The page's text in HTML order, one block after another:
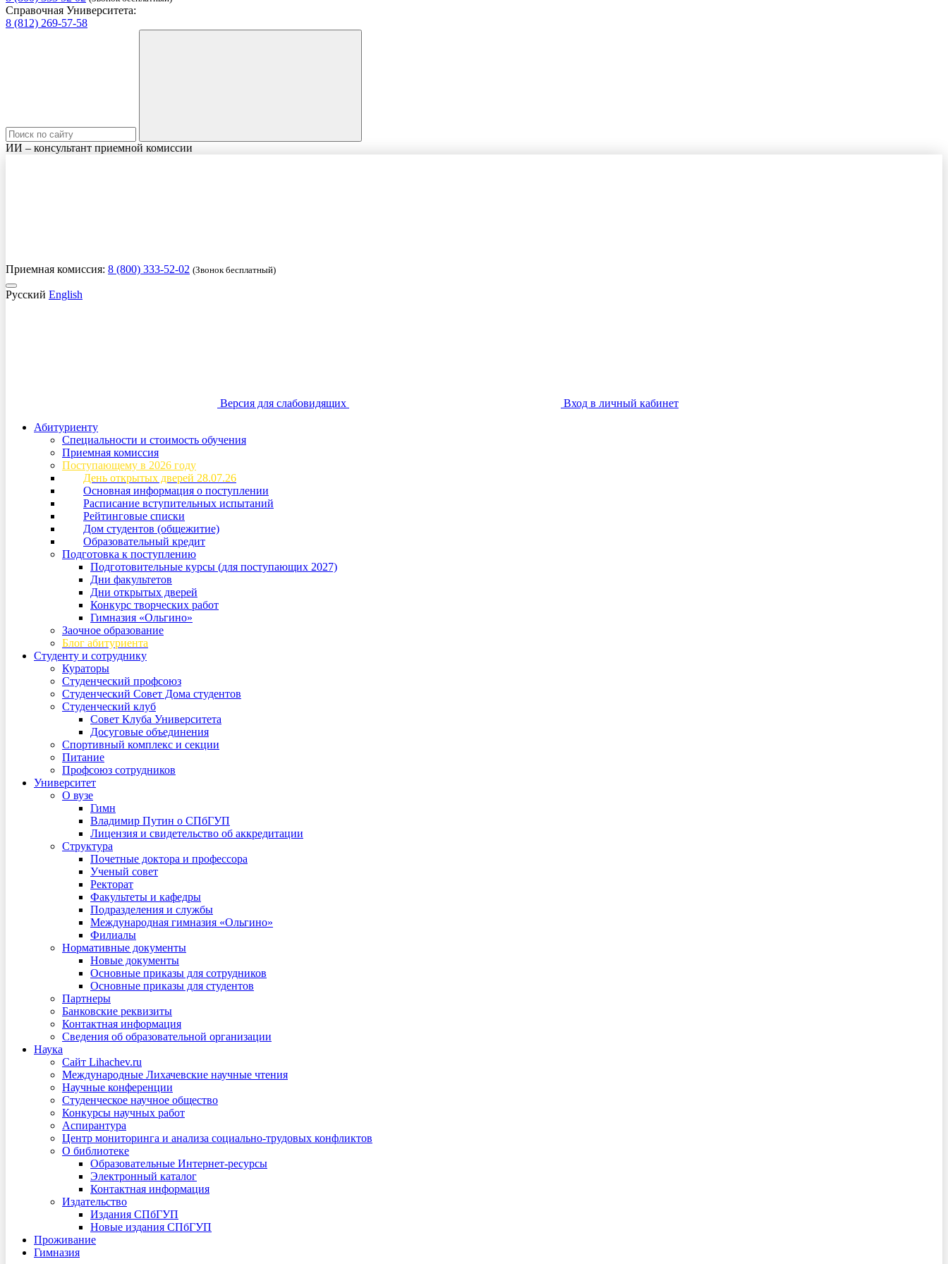
Справочная Университета:
8 (812) 269-57-58
ИИ – консультант приемной комиссии
Приемная комиссия: 8 (800) 333-52-02 (Звонок бесплатный)
Русский English
Версия для слабовидящих
Вход в личный кабинет
Абитуриенту
Специальности и стоимость обучения
Приемная комиссия
Поступающему в 2026 году
День открытых дверей 28.07.26
Основная информация о поступлении
Расписание вступительных испытаний
Рейтинговые списки
Дом студентов (общежитие)
Образовательный кредит
Подготовка к поступлению
Подготовительные курсы (для поступающих 2027)
Дни факультетов
Дни открытых дверей
Конкурс творческих работ
Гимназия «Ольгино»
Заочное образование
Блог абитуриента
Студенту и сотруднику
Кураторы
Студенческий профсоюз
Студенческий Совет Дома студентов
Студенческий клуб
Совет Клуба Университета
Досуговые объединения
Спортивный комплекс и секции
Питание
Профсоюз сотрудников
Университет
О вузе
Гимн
Владимир Путин о СПбГУП
Лицензия и свидетельство об аккредитации
Структура
Почетные доктора и профессора
Ученый совет
Ректорат
Факультеты и кафедры
Подразделения и службы
Международная гимназия «Ольгино»
Филиалы
Нормативные документы
Новые документы
Основные приказы для сотрудников
Основные приказы для студентов
Партнеры
Банковские реквизиты
Контактная информация
Сведения об образовательной организации
Наука
Сайт Lihachev.ru
Международные Лихачевские научные чтения
Научные конференции
Студенческое научное общество
Конкурсы научных работ
Аспирантура
Центр мониторинга и анализа социально-трудовых конфликтов
О библиотеке
Образовательные Интернет-ресурсы
Электронный каталог
Контактная информация
Издательство
Издания СПбГУП
Новые издания СПбГУП
Проживание
Гимназия